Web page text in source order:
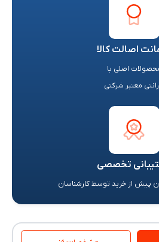
اصالت کالا
اصلی با
معتبر شرکتی
تخصصی
پیش از خرید توسط کارشناسان